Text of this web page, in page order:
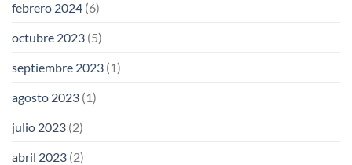
febrero 2024 (6)
octubre 2023 (5)
septiembre 2023 (1)
agosto 2023 (1)
julio 2023 (2)
abril 2023 (2)